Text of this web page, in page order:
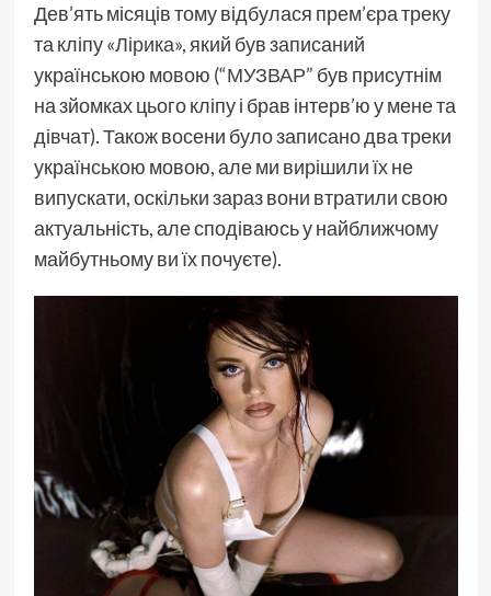
Дев’ять місяців тому відбулася прем’єра треку
та кліпу«Лірика», який був записаний
українською мовою (“МУЗВАР” був присутнім
на зйомках цього кліпу і брав інтерв’ю у мене та
дівчат). Також восени було записано два треки
українською мовою, але ми вирішили їх не
випускати, оскільки зараз вони втратили свою
актуальність, але сподіваюсь у найближчому
майбутньому ви їх почуєте).